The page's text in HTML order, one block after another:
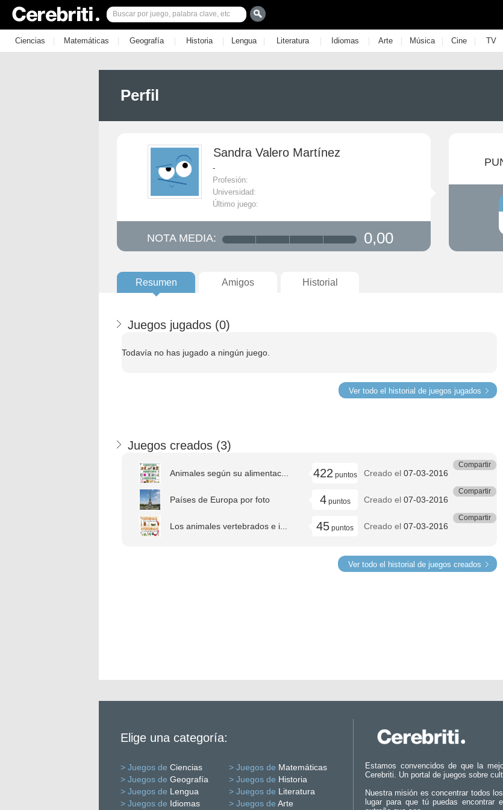
Ciencias | Matemáticas | Geografía | Historia | Lengua | Literatura | Idiomas | Arte | Música | Cine | TV
Perfil
Sandra Valero Martínez
-
Profesión:
Universidad:
Último juego:
NOTA MEDIA: 0,00
Resumen Amigos Historial
Juegos jugados (0)
Todavía no has jugado a ningún juego.
Ver todo el historial de juegos jugados
Juegos creados (3)
Animales según su alimentac... 422puntos Creado el 07-03-2016
Compartir
Países de Europa por foto 4puntos Creado el 07-03-2016
Compartir
Los animales vertebrados e i... 45 puntos Creado el 07-03-2016
Compartir
Ver todo el historial de juegos creados
Elige una categoría:
> Juegos de Ciencias > Juegos de Matemáticas
> Juegos de Geografía > Juegos de Historia
> Juegos de Lengua > Juegos de Literatura
> Juegos de Idiomas > Juegos de Arte
Estamos convencidos de que la
Cerebriti. Un portal de juegos sobre
Nuestra misión es concentrar todos
lugar para que tú puedas